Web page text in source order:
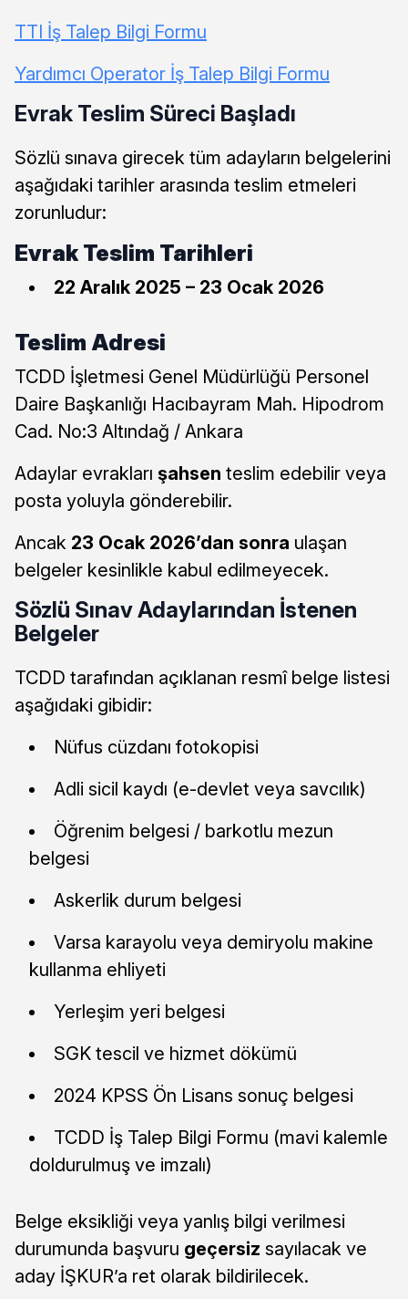
TTI İş Talep Bilgi Formu
Yardımcı Operator İş Talep Bilgi Formu
Evrak Teslim Süreci Başladı
Sözlü sınava girecek tüm adayların belgelerini
aşağıdaki tarihler arasında teslim etmeleri
zorunludur:
Evrak Teslim Tarihleri
22 Aralık 2025 – 23 Ocak 2026
Teslim Adresi
TCDD İşletmesi Genel Müdürlüğü Personel
Daire Başkanlığı Hacıbayram Mah. Hipodrom
Cad. No:3 Altındağ / Ankara
Adaylar evrakları şahsen teslim edebilir veya
posta yoluyla gönderebilir.
Ancak 23 Ocak 2026’dan sonra ulaşan
belgeler kesinlikle kabul edilmeyecek.
Sözlü Sınav Adaylarından İstenen
Belgeler
TCDD tarafından açıklanan resmî belge listesi
aşağıdaki gibidir:
Nüfus cüzdanı fotokopisi
Adli sicil kaydı (e-devlet veya savcılık)
Öğrenim belgesi / barkotlu mezun
belgesi
Askerlik durum belgesi
Varsa karayolu veya demiryolu makine
kullanma ehliyeti
Yerleşim yeri belgesi
SGK tescil ve hizmet dökümü
2024 KPSS Ön Lisans sonuç belgesi
TCDD İş Talep Bilgi Formu (mavi kalemle
doldurulmuş ve imzalı)
Belge eksikliği veya yanlış bilgi verilmesi
durumunda başvuru geçersiz sayılacak ve
aday İŞKUR’a ret olarak bildirilecek.